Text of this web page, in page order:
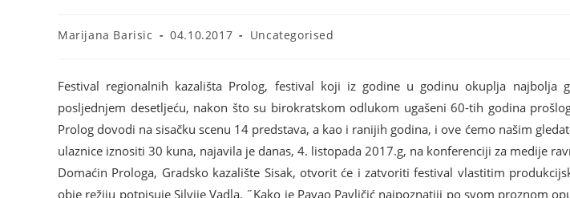
Marijana Barisic 04.10.2017 Uncategorised
Festival regionalnih kazališta Prolog, festival koji iz godine u godinu okuplja najbolja
posljednjem desetljeću, nakon što su birokratskom odlukom ugašeni 60-tih godina
Prolog dovodi na sisačku scenu 14 predstava, a kao i ranijih godina, i ove ćemo našim
ulaznice iznositi 30 kuna, najavila je danas, 4. listopada 2017.g, na konferenciji za medije
Domaćin Prologa, Gradsko kazalište Sisak, otvorit će i zatvoriti festival vlastitim
obje režiju potpisuje Silvije Vadla. ˝Kako je Pavao Pavličić najpoznatiji po svom proznom